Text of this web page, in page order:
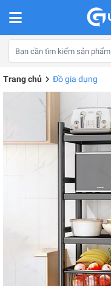
Trang chủ Đồ gia dụng